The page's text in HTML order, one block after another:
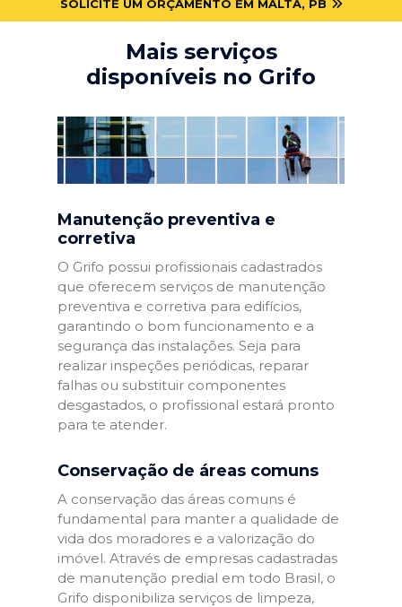
SOLICITE UM ORÇAMENTO EM MALTA, PB
Mais serviços
disponíveis no Grifo
Manutenção preventiva e
corretiva
O Grifo possui profissionais cadastrados
que oferecem serviços de manutenção
preventiva e corretiva para edifícios,
garantindo o bom funcionamento e a
segurança das instalações. Seja para
realizar inspeções periódicas, reparar
falhas ou substituir componentes
desgastados, o profissional estará pronto
para te atender.
Conservação de áreas comuns
A conservação das áreas comuns é
fundamental para manter a qualidade de
vida dos moradores e a valorização do
imóvel. Através de empresas cadastradas
de manutenção predial em todo Brasil, o
Grifo disponibiliza serviços de limpeza,